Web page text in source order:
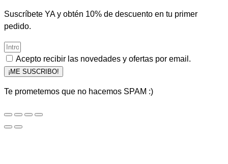
Suscríbete YA y obtén 10% de descuento en tu primer
pedido.
Acepto recibir las novedades y ofertas por email.
¡ME SUSCRIBO!
Te prometemos que no hacemos SPAM :)